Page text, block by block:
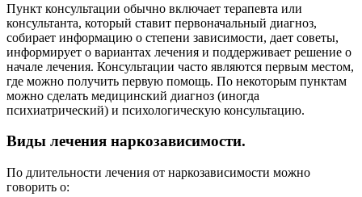
Пункт консультации обычно включает терапевта или
консультанта, который ставит первоначальный диагноз,
собирает информацию о степени зависимости, дает советы,
информирует о вариантах лечения и поддерживает решение о
начале лечения. Консультации часто являются первым местом,
где можно получить первую помощь. По некоторым пунктам
можно сделать медицинский диагноз (иногда
психиатрический) и психологическую консультацию.
Виды лечения наркозависимости.
По длительности лечения от наркозависимости можно
говорить о: